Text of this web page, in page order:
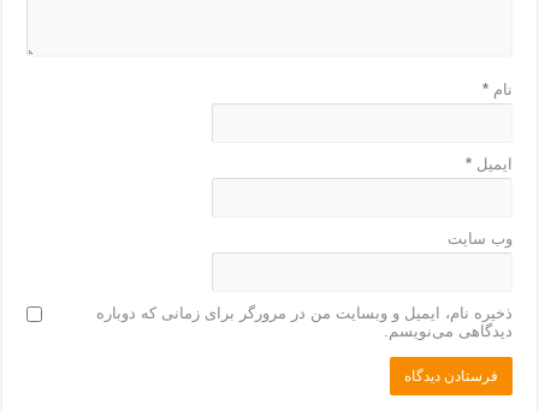
نام*
ایمیل*
وب‌ سایت
ذخیره نام، ایمیل و وبسایت من در مرورگر برای زمانی که دوباره
دیدگاهی می‌نویسم.